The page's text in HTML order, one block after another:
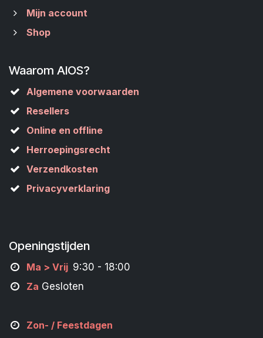
Mijn account
Shop
Waarom AIOS?
Algemene voorwaarden
Resellers
Online en offline
Herroepingsrecht
Verzendkosten
Privacyverklaring
Openingstijden
Ma > Vrij 9:30 - 18:00
Za Gesloten
Zon- / Feestdagen